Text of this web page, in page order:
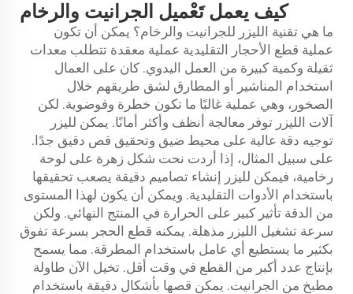
كيف يعمل تَعْميل الجرانيت والرخام
ما هي تقنية الليزر للجرانيت والرخام؟ يمكن أن تكون
عملية قطع الأحجار التقليدية عملية معقدة تتطلب معدات
ثقيلة وكمية كبيرة من العمل اليدوي. كان على العمال
استخدام المناشير أو المطارق لشق طريقهم خلال
الصخور، وهي عملية غالبًا ما تكون خطرة وفوضوية. لكن
آلات الليزر توفر معالجة أنظف وأكثر أمانًا. يمكن لليزر
توجيه دقة عالية على محيط ضيق وتحقيق قص دقيق جدًا.
على سبيل المثال، إذا أردت نحت شكل زهرة على لوحة
رخامية، فيمكن لليزر إنشاء تصاميم دقيقة يصعب تحقيقها
باستخدام الأدوات التقليدية. ويمكن أن يكون لهذا المستوى
من الدقة تأثير كبير على الحرارة في المنتج النهائي. ولكن
سرعة تشغيل الليزر مذهلة. يمكنه قطع الحجر بسرعة تفوق
بكثير ما يستطيع أي عامل باستخدام المطرقة. مما يسمح
بإنتاج عدد أكبر من القطع في وقت أقل. تخيل الآن طاولة
مطبخ من الجرانيت. يمكن قصها بأشكال دقيقة باستخدام